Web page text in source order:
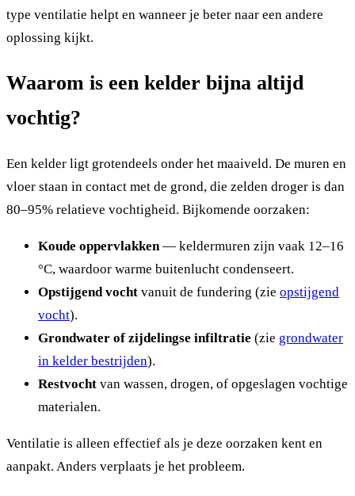
type ventilatie helpt en wanneer je beter naar een andere
oplossing kijkt.
Waarom is een kelder bijna altijd
vochtig?
Een kelder ligt grotendeels onder het maaiveld. De muren en
vloer staan in contact met de grond, die zelden droger is dan
80–95% relatieve vochtigheid. Bijkomende oorzaken:
Koude oppervlakken— keldermuren zijn vaak 12–16
°C, waardoor warme buitenlucht condenseert.
Opstijgend vocht vanuit de fundering (zie opstijgend
vocht).
Grondwater of zijdelingse infiltratie (zie grondwater
in kelder bestrijden).
Restvocht van wassen, drogen, of opgeslagen vochtige
materialen.
Ventilatie is alleen effectief als je deze oorzaken kent en
aanpakt. Anders verplaats je het probleem.